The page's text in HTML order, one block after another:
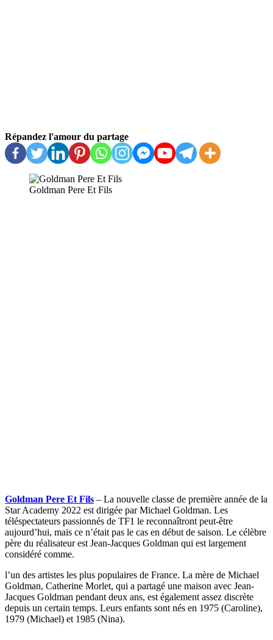
Répandez l'amour du partage
Goldman Pere Et Fils
Goldman Pere Et Fils – La nouvelle classe de première année de la
Star Academy 2022 est dirigée par Michael Goldman. Les
téléspectateurs passionnés de TF1 le reconnaîtront peut-être
aujourd’hui, mais ce n’était pas le cas en début de saison. Le célèbre
père du réalisateur est Jean-Jacques Goldman qui est largement
considéré comme.
l’un des artistes les plus populaires de France. La mère de Michael
Goldman, Catherine Morlet, qui a partagé une maison avec Jean-
Jacques Goldman pendant deux ans, est également assez discrète
depuis un certain temps. Leurs enfants sont nés en 1975 (Caroline),
1979 (Michael) et 1985 (Nina).